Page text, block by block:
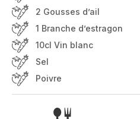
2 Gousses d’ail
1 Branche d’estragon
10cl Vin blanc
Sel
Poivre